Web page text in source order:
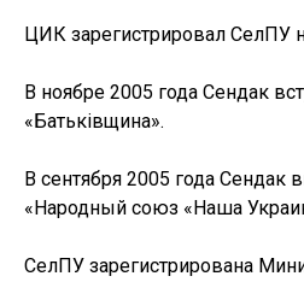
ЦИК зарегистрировал СелПУ
В ноябре 2005 года Сендак
«Батьківщина».
В сентября 2005 года Сендак
«Народный союз «Наша
СелПУ зарегистрирована